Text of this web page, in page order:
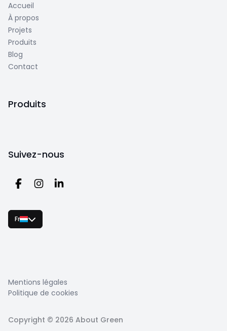
Accueil
À propos
Projets
Produits
Blog
Contact
Produits
Suivez-nous
Fr
Mentions légales
Politique de cookies
Copyright © 2026 About Green